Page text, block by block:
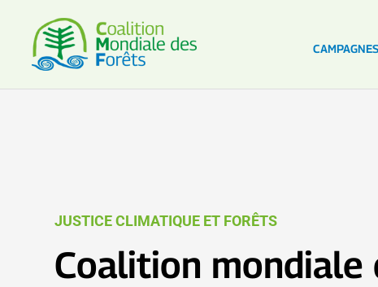
CAMPAGNES
JUSTICE CLIMATIQUE ET FORÊTS
Coalition mondiale